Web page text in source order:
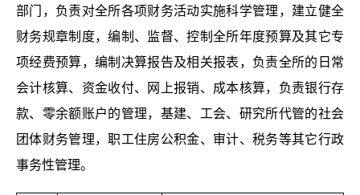
部门，负责对全所各项财务活动实施科学管理，建立健全
财务规章制度，编制、监督、控制全所年度预算及其它专
项经费预算，编制决算报告及相关报表，负责全所的日常
会计核算、资金收付、网上报销、成本核算，负责银行存
款、零余额账户的管理，基建、工会、研究所代管的社会
团体财务管理，职工住房公积金、审计、税务等其它行政
事务性管理。